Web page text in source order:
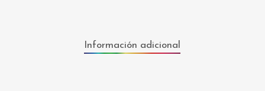
Información adicional